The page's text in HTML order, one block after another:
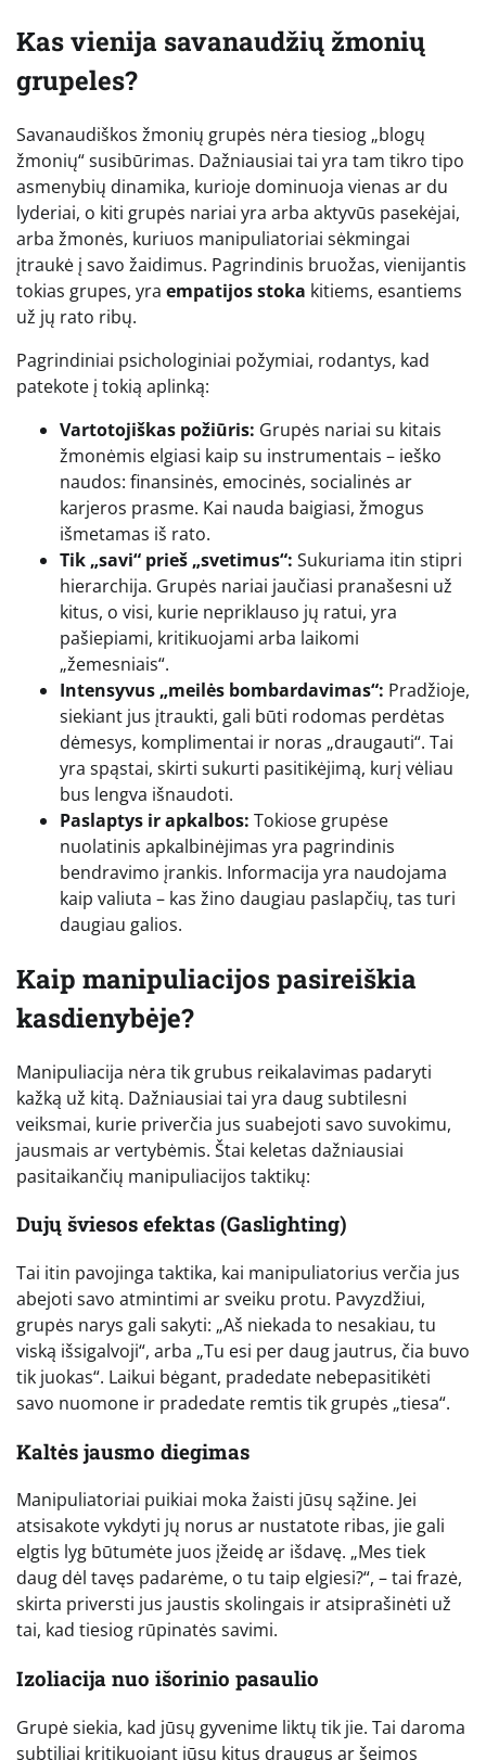
Kas vienija savanaudžių žmonių
grupeles?
Savanaudiškos žmonių grupės nėra tiesiog „blogų
žmonių“ susibūrimas. Dažniausiai tai yra tam tikro tipo
asmenybių dinamika, kurioje dominuoja vienas ar du
lyderiai, o kiti grupės nariai yra arba aktyvūs pasekėjai,
arba žmonės, kuriuos manipuliatoriai sėkmingai
įtraukė į savo žaidimus. Pagrindinis bruožas, vienijantis
tokias grupes, yra empatijos stoka kitiems, esantiems
už jų rato ribų.
Pagrindiniai psichologiniai požymiai, rodantys, kad
patekote į tokią aplinką:
Vartotojiškas požiūris: Grupės nariai su kitais
žmonėmis elgiasi kaip su instrumentais – ieško
naudos: finansinės, emocinės, socialinės ar
karjeros prasme. Kai nauda baigiasi, žmogus
išmetamas iš rato.
Tik „savi“ prieš „svetimus“: Sukuriama itin stipri
hierarchija. Grupės nariai jaučiasi pranašesni už
kitus, o visi, kurie nepriklauso jų ratui, yra
pašiepiami, kritikuojami arba laikomi
„žemesniais“.
Intensyvus „meilės bombardavimas“: Pradžioje,
siekiant jus įtraukti, gali būti rodomas perdėtas
dėmesys, komplimentai ir noras „draugauti“. Tai
yra spąstai, skirti sukurti pasitikėjimą, kurį vėliau
bus lengva išnaudoti.
Paslaptys ir apkalbos: Tokiose grupėse
nuolatinis apkalbinėjimas yra pagrindinis
bendravimo įrankis. Informacija yra naudojama
kaip valiuta – kas žino daugiau paslapčių, tas turi
daugiau galios.
Kaip manipuliacijos pasireiškia
kasdienybėje?
Manipuliacija nėra tik grubus reikalavimas padaryti
kažką už kitą. Dažniausiai tai yra daug subtilesni
veiksmai, kurie priverčia jus suabejoti savo suvokimu,
jausmais ar vertybėmis. Štai keletas dažniausiai
pasitaikančių manipuliacijos taktikų:
Dujų šviesos efektas (Gaslighting)
Tai itin pavojinga taktika, kai manipuliatorius verčia jus
abejoti savo atmintimi ar sveiku protu. Pavyzdžiui,
grupės narys gali sakyti: „Aš niekada to nesakiau, tu
viską išsigalvoji“, arba „Tu esi per daug jautrus, čia buvo
tik juokas“. Laikui bėgant, pradedate nebepasitikėti
savo nuomone ir pradedate remtis tik grupės „tiesa“.
Kaltės jausmo diegimas
Manipuliatoriai puikiai moka žaisti jūsų sąžine. Jei
atsisakote vykdyti jų norus ar nustatote ribas, jie gali
elgtis lyg būtumėte juos įžeidę ar išdavę. „Mes tiek
daug dėl tavęs padarėme, o tu taip elgiesi?“, – tai frazė,
skirta priversti jus jaustis skolingais ir atsiprašinėti už
tai, kad tiesiog rūpinatės savimi.
Izoliacija nuo išorinio pasaulio
Grupė siekia, kad jūsų gyvenime liktų tik jie. Tai daroma
subtiliai kritikuojant jūsų kitus draugus ar šeimos